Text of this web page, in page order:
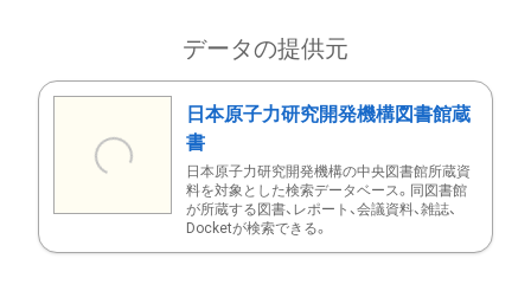
データの提供元
日本原子力研究開発機構図書館蔵
書
日本原子力研究開発機構の中央図書館所蔵資
料を対象とした検索データベース。同図書館
が所蔵する図書、レポート、会議資料、雑誌、
Docketが検索できる。